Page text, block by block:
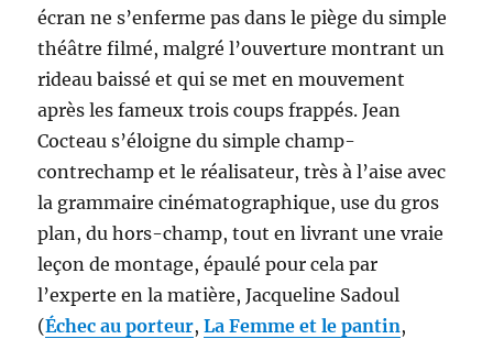
écran ne s’enferme pas dans le piège du simple
théâtre filmé, malgré l’ouverture montrant un
rideau baissé et qui se met en mouvement
après les fameux trois coups frappés. Jean
Cocteau s’éloigne du simple champ-
contrechamp et le réalisateur, très à l’aise avec
la grammaire cinématographique, use du gros
plan, du hors-champ, tout en livrant une vraie
leçon de montage, épaulé pour cela par
l’experte en la matière, Jacqueline Sadoul
(Échec au porteur,La Femme et le pantin,